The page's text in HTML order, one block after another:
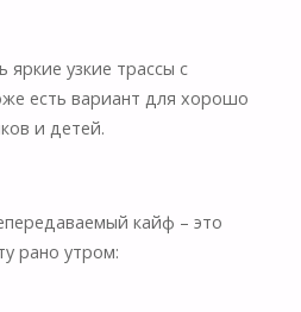
яркие узкие трассы с
есть вариант для хорошо
и детей.
кайф – это
рано утром: